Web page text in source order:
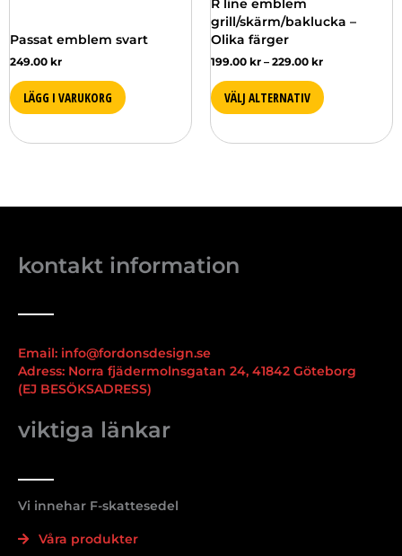
Passat emblem svart
249.00 kr
LÄGG I VARUKORG
R line emblem
grill/skärm/baklucka –
Olika färger
199.00 kr – 229.00 kr
VÄLJ ALTERNATIV
på
produktsidan
kontakt information
Email: info@fordonsdesign.se
Adress: Norra fjädermolnsgatan 24, 41842 Göteborg
(EJ BESÖKSADRESS)
viktiga länkar
Vi innehar F-skattesedel
Våra produkter